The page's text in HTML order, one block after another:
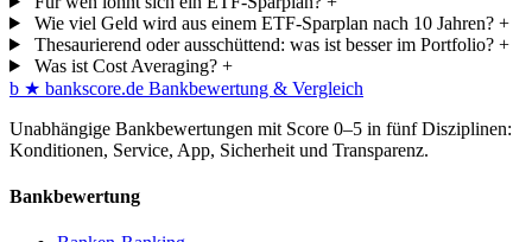
Wie viel Geld wird aus einem ETF-Sparplan nach 10 Jahren? +
Thesaurierend oder ausschüttend: was ist besser im Portfolio? +
Was ist Cost Averaging? +
b ★ bankscore.de Bankbewertung & Vergleich
Unabhängige Bankbewertungen mit Score 0–5 in fünf Disziplinen:
Konditionen, Service, App, Sicherheit und Transparenz.
Bankbewertung